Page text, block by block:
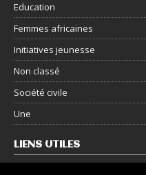
Education
Femmes africaines
Initiatives jeunesse
Non classé
Société civile
Une
LIENS UTILES